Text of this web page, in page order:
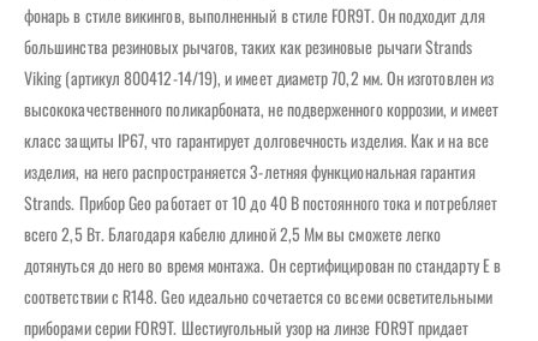
фонарь в стиле викингов, выполненный в стиле FOR9T. Он подходит для
большинства резиновых рычагов, таких как резиновые рычаги Strands
Viking (артикул 800412-14/19), и имеет диаметр 70,2 мм. Он изготовлен из
высококачественного поликарбоната, не подверженного коррозии, и имеет
класс защиты IP67, что гарантирует долговечность изделия. Как и на все
изделия, на него распространяется 3-летняя функциональная гарантия
Strands. Прибор Geo работает от 10 до 40 В постоянного тока и потребляет
всего 2,5 Вт. Благодаря кабелю длиной 2,5 Мм вы сможете легко
дотянуться до него во время монтажа. Он сертифицирован по стандарту E в
соответствии с R148. Geo идеально сочетается со всеми осветительными
приборами серии FOR9T. Шестиугольный узор на линзе FOR9T придает